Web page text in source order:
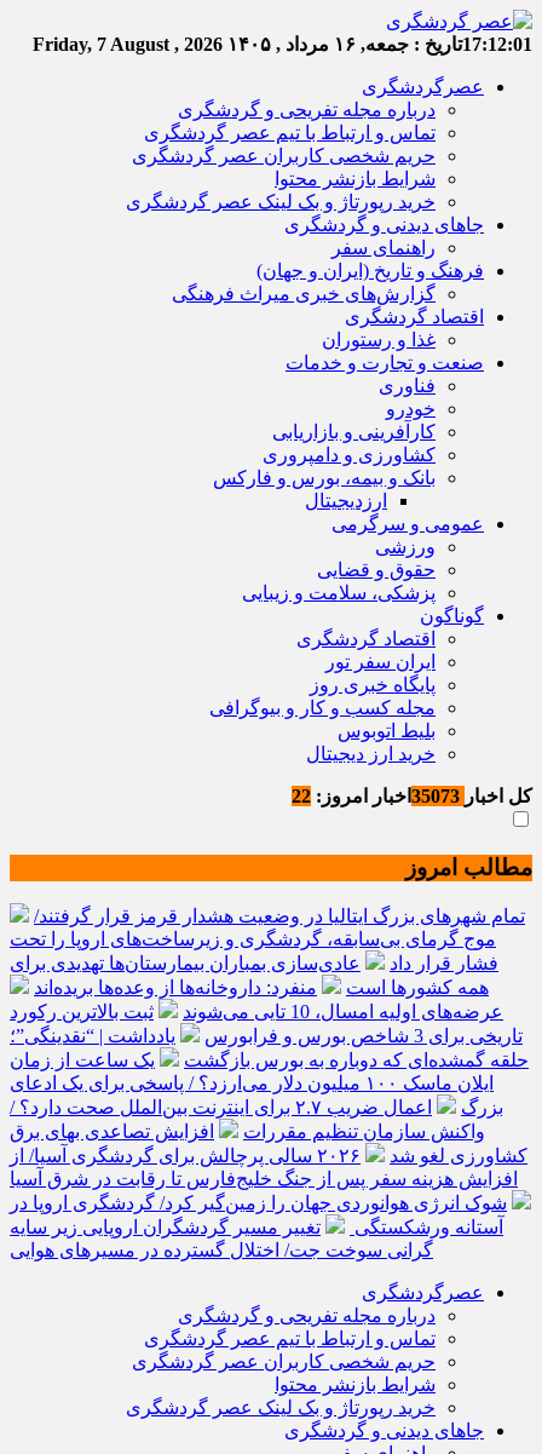
17:12:02تاریخ : جمعه, ۱۶ مرداد , ۱۴۰۵ Friday, 7 August , 2026
عصرگردشگری
درباره مجله تفریحی و گردشگری
تماس و ارتباط با تیم عصر گردشگری
حریم شخصی کاربران عصر گردشگری
شرایط بازنشر محتوا
خرید رپورتاژ و بک لینک عصر گردشگری
جاهای دیدنی و گردشگری
راهنمای سفر
فرهنگ و تاریخ (ایران و جهان)
گزارش‌های خبری میراث فرهنگی
اقتصاد گردشگری
غذا و رستوران
صنعت و تجارت و خدمات
فناوری
خودرو
کارآفرینی و بازاریابی
کشاورزی و دامپروری
بانک و بیمه، بورس و فارکس
ارزدیجیتال
عمومی و سرگرمی
ورزشی
حقوق و قضایی
پزشکی، سلامت و زیبایی
گوناگون
اقتصاد گردشگری
ایران سفر تور
پایگاه خبری روز
مجله کسب و کار و بیوگرافی
بلیط اتوبوس
خرید ارز دیجیتال
کل اخبار اخبار امروز: 22
مطالب امروز
تمام شهرهای بزرگ ایتالیا در وضعیت هشدار قرمز قرار گرفتند/
موج گرمای بی‌سابقه، گردشگری و زیرساخت‌های اروپا را تحت
فشار قرار داد
عادی‌سازی بمباران بیمارستان‌ها تهدیدی برای
همه کشورها است
منفرد: داروخانه‌ها از وعده‌ها بریده‌اند
عرضه‌های اولیه امسال، 10 تایی می‌شوند
ثبت بالاترین رکورد
تاریخی برای 3 شاخص بورس و فرابورس
یادداشت | “نقدینگی”؛
حلقه گمشده‌ای که دوباره به بورس بازگشت
یک ساعت از زمان
ایلان ماسک ۱۰۰ میلیون دلار می‌ارزد؟ / پاسخی برای یک ادعای
بزرگ
اعمال ضریب ۲.۷ برای اینترنت بین‌الملل صحت دارد؟ /
واکنش سازمان تنظیم مقررات
افزایش تصاعدی بهای برق
کشاورزی لغو شد
۲۰۲۶ سالی پرچالش برای گردشگری آسیا/ از
افزایش هزینه سفر پس از جنگ خلیج‌فارس تا رقابت در شرق آسیا
شوک انرژی هوانوردی جهان را زمین‌گیر کرد/ گردشگری اروپا در
آستانه ورشکستگی
تغییر مسیر گردشگران اروپایی زیر سایه
گرانی سوخت جت/ اختلال گسترده در مسیرهای هوایی
عصرگردشگری
درباره مجله تفریحی و گردشگری
تماس و ارتباط با تیم عصر گردشگری
حریم شخصی کاربران عصر گردشگری
شرایط بازنشر محتوا
خرید رپورتاژ و بک لینک عصر گردشگری
جاهای دیدنی و گردشگری